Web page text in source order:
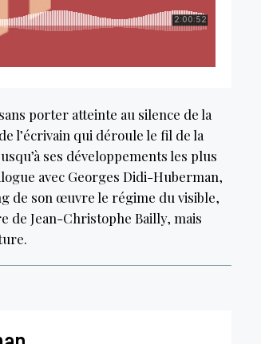
porter atteinte au silence de la
l’écrivain qui déroule le fil de la
ses développements les plus
avec Georges Didi-Huberman,
de son œuvre le régime du visible,
de Jean-Christophe Bailly, mais